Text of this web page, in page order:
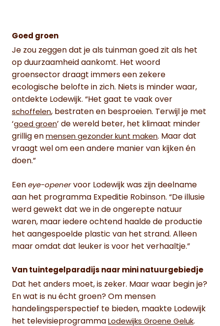
Goed groen
Je zou zeggen dat je als tuinman goed zit als het
op duurzaamheid aankomt. Het woord
groensector draagt immers een zekere
ecologische belofte in zich. Niets is minder waar,
ontdekte Lodewijk. “Het gaat te vaak over
schoffelen, bestraten en besproeien. Terwijl je met
‘goed groen’ de wereld beter, het klimaat minder
grillig en mensen gezonder kunt maken. Maar dat
vraagt wel om een andere manier van kijken én
doen.”
Een eye-opener voor Lodewijk was zijn deelname
aan het programma Expeditie Robinson. “De illusie
werd gewekt dat we in de ongerepte natuur
waren, maar iedere ochtend haalde de productie
het aangespoelde plastic van het strand. Alleen
maar omdat dat leuker is voor het verhaaltje.”
Van tuintegelparadijs naar mini natuurgebiedje
Dat het anders moet, is zeker. Maar waar begin je?
En wat is nu écht groen? Om mensen
handelingsperspectief te bieden, maakte Lodewijk
het televisieprogramma Lodewijks Groene Geluk.